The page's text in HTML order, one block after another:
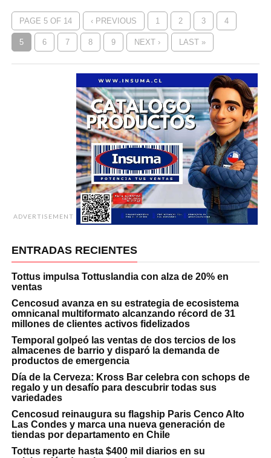
PAGE 5 OF 14 ‹ PREVIOUS 1 2 3 4
5 6 7 8 9 NEXT › LAST »
ADVERTISEMENT
ENTRADAS RECIENTES
Tottus impulsa Tottuslandia con alza de 20% en
ventas
Cencosud avanza en su estrategia de ecosistema
omnicanal multiformato alcanzando récord de 31
millones de clientes activos fidelizados
Temporal golpeó las ventas de dos tercios de los
almacenes de barrio y disparó la demanda de
productos de emergencia
Día de la Cerveza: Kross Bar celebra con schops de
regalo y un desafío para descubrir todas sus
variedades
Cencosud reinaugura su flagship Paris Cenco Alto
Las Condes y marca una nueva generación de
tiendas por departamento en Chile
Tottus reparte hasta $400 mil diarios en su